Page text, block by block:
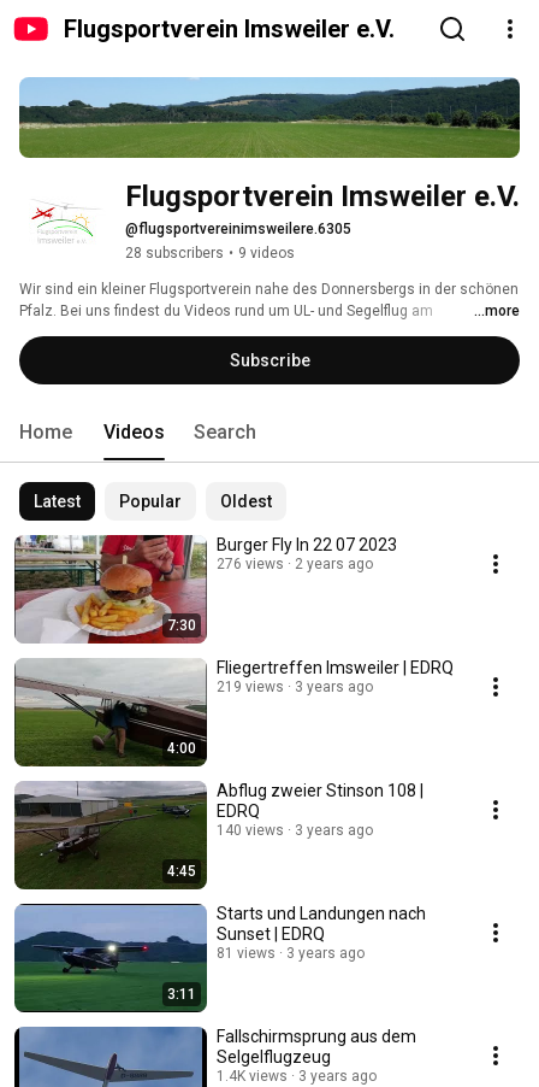
Flugsportverein Imsweiler e.V.
Flugsportverein Imsweiler e.V.
@flugsportvereinimsweilere.6305
28 subscribers • 9 videos
Wir sind ein kleiner Flugsportverein nahe des Donnersbergs in der schönen
Pfalz. Bei uns findest du Videos rund um UL- und Segelflug am
Sonderlandeplatz Imsweiler.
...more
Subscribe
Home Videos Search
Latest Popular Oldest
7:30
Burger Fly In 22 07 2023
276 views 2 years ago
4:00
Fliegertreffen Imsweiler | EDRQ
219 views 3 years ago
4:45
Abflug zweier Stinson 108 |
EDRQ
140 views 3 years ago
3:11
Starts und Landungen nach
Sunset | EDRQ
81 views 3 years ago
Fallschirmsprung aus dem
Selgelflugzeug
1.4K views 3 years ago